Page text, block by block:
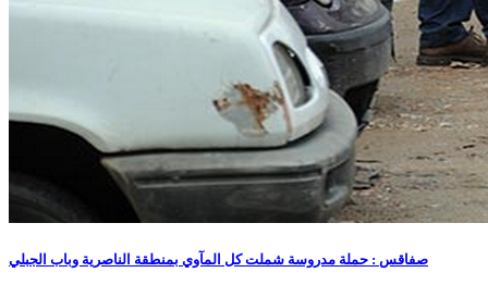
صفاقس : حملة مدروسة شملت كل المآوي بمنطقة الناصرية وباب الجبلي